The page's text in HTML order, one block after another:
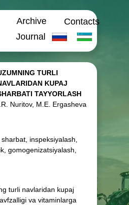
Archive
Journal
Contacts
inspeksiyalash,
gomogenizatsiyalash,
TURLI
KUPAJ
TAYYORLASH
Nuritov, M.E. Ergasheva
turli navlaridan kupaj
va vitaminlarga